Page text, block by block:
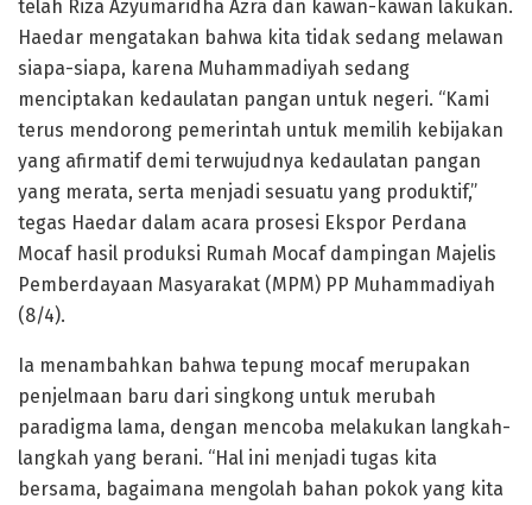
telah Riza Azyumaridha Azra dan kawan-kawan lakukan.
Haedar mengatakan bahwa kita tidak sedang melawan
siapa-siapa, karena Muhammadiyah sedang
menciptakan kedaulatan pangan untuk negeri. “Kami
terus mendorong pemerintah untuk memilih kebijakan
yang afirmatif demi terwujudnya kedaulatan pangan
yang merata, serta menjadi sesuatu yang produktif,”
tegas Haedar dalam acara prosesi Ekspor Perdana
Mocaf hasil produksi Rumah Mocaf dampingan Majelis
Pemberdayaan Masyarakat (MPM) PP Muhammadiyah
(8/4).
Ia menambahkan bahwa tepung mocaf merupakan
penjelmaan baru dari singkong untuk merubah
paradigma lama, dengan mencoba melakukan langkah-
langkah yang berani. “Hal ini menjadi tugas kita
bersama, bagaimana mengolah bahan pokok yang kita